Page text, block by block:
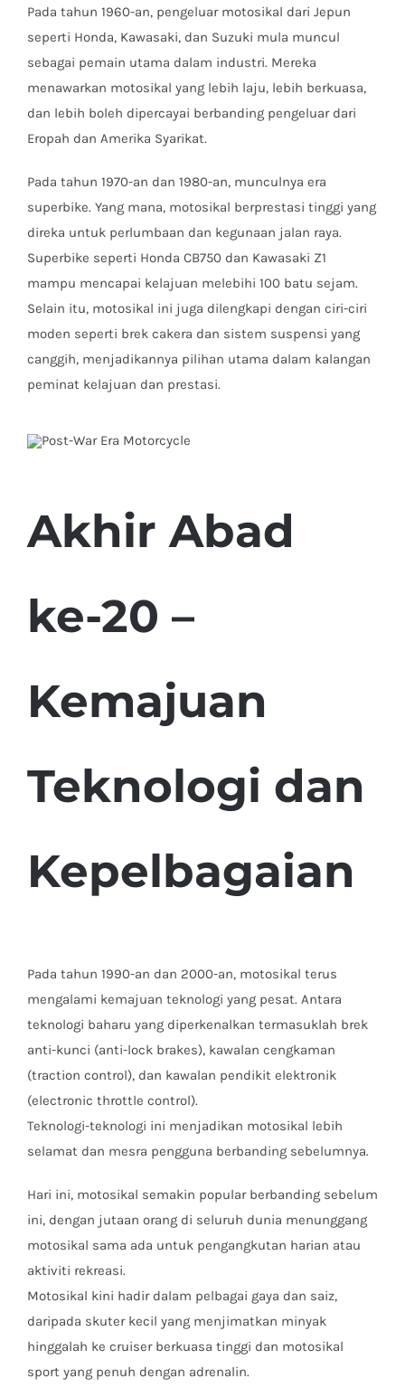
Pada tahun 1960-an, pengeluar motosikal dari Jepun
seperti Honda, Kawasaki, dan Suzuki mula muncul
sebagai pemain utama dalam industri. Mereka
menawarkan motosikal yang lebih laju, lebih berkuasa,
dan lebih boleh dipercayai berbanding pengeluar dari
Eropah dan Amerika Syarikat.
Pada tahun 1970-an dan 1980-an, munculnya era
superbike. Yang mana, motosikal berprestasi tinggi yang
direka untuk perlumbaan dan kegunaan jalan raya.
Superbike seperti Honda CB750 dan Kawasaki Z1
mampu mencapai kelajuan melebihi 100 batu sejam.
Selain itu, motosikal ini juga dilengkapi dengan ciri-ciri
moden seperti brek cakera dan sistem suspensi yang
canggih, menjadikannya pilihan utama dalam kalangan
peminat kelajuan dan prestasi.
Akhir Abad
ke-20 –
Kemajuan
Teknologi dan
Kepelbagaian
Pada tahun 1990-an dan 2000-an, motosikal terus
mengalami kemajuan teknologi yang pesat. Antara
teknologi baharu yang diperkenalkan termasuklah brek
anti-kunci (anti-lock brakes), kawalan cengkaman
(traction control), dan kawalan pendikit elektronik
(electronic throttle control).
Teknologi-teknologi ini menjadikan motosikal lebih
selamat dan mesra pengguna berbanding sebelumnya.
Hari ini, motosikal semakin popular berbanding sebelum
ini, dengan jutaan orang di seluruh dunia menunggang
motosikal sama ada untuk pengangkutan harian atau
aktiviti rekreasi.
Motosikal kini hadir dalam pelbagai gaya dan saiz,
daripada skuter kecil yang menjimatkan minyak
hinggalah ke cruiser berkuasa tinggi dan motosikal
sport yang penuh dengan adrenalin.